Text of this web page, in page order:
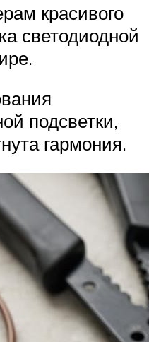
красивого
светодиодной
подсветки,
гармония.